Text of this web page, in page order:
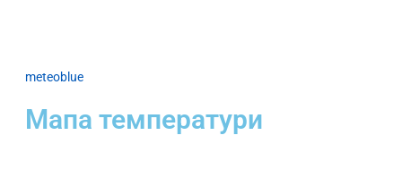
meteoblue
Мапа температури